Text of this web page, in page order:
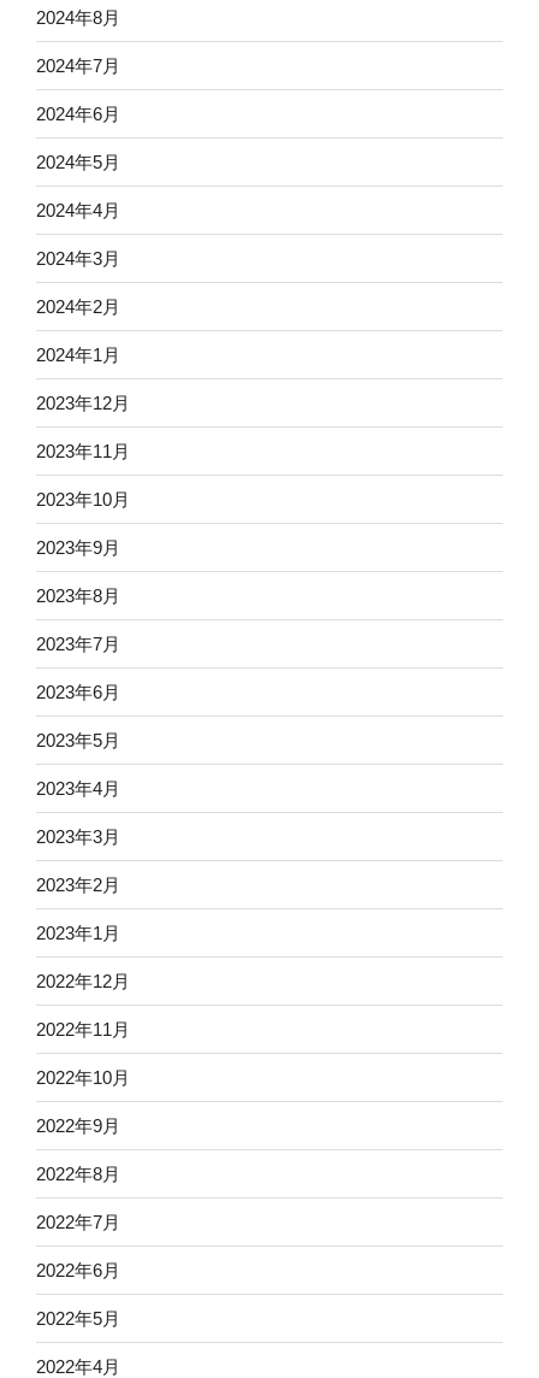
2024年8月
2024年7月
2024年6月
2024年5月
2024年4月
2024年3月
2024年2月
2024年1月
2023年12月
2023年11月
2023年10月
2023年9月
2023年8月
2023年7月
2023年6月
2023年5月
2023年4月
2023年3月
2023年2月
2023年1月
2022年12月
2022年11月
2022年10月
2022年9月
2022年8月
2022年7月
2022年6月
2022年5月
2022年4月